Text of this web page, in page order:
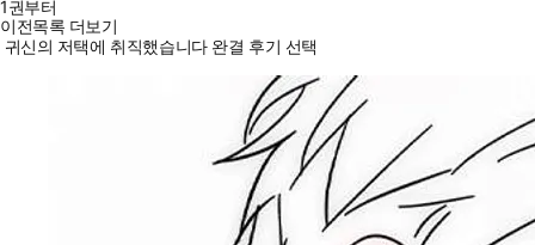
1권부터
이전목록 더보기
귀신의 저택에 취직했습니다 완결 후기 선택